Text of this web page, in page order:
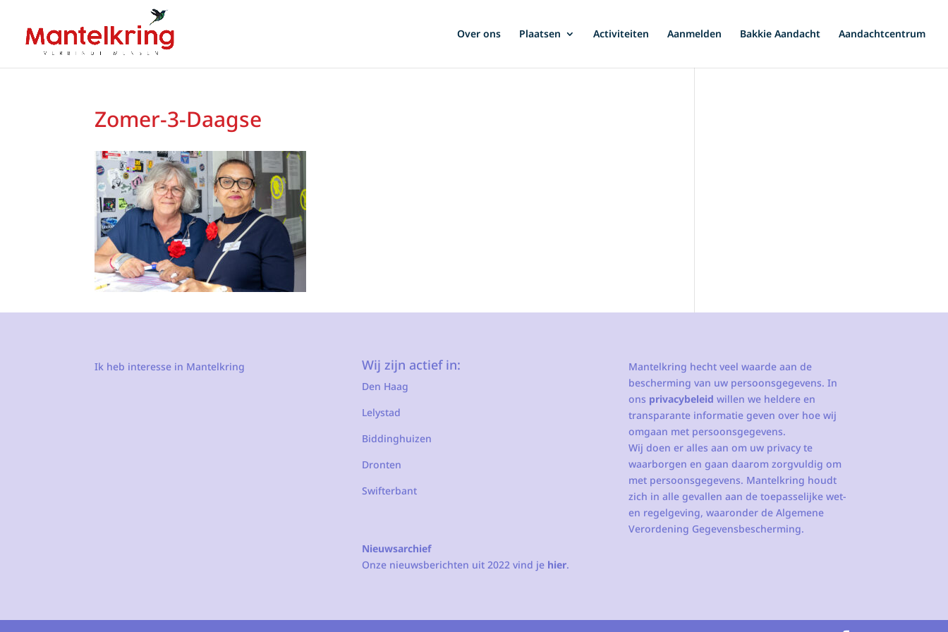
Over ons Plaatsen Activiteiten Aanmelden Bakkie Aandacht Aandachtcentrum
Zomer-3-Daagse
Ik heb interesse in Mantelkring Wij zijn actief in:
Den Haag
Lelystad
Biddinghuizen
Dronten
Swifterbant
Nieuwsarchief
Onze nieuwsberichten uit 2022 vind je hier.
Mantelkring hecht veel waarde aan de
bescherming van uw persoonsgegevens. In
ons privacybeleid willen we heldere en
transparante informatie geven over hoe wij
omgaan met persoonsgegevens.
Wij doen er alles aan om uw privacy te
waarborgen en gaan daarom zorgvuldig om
met persoonsgegevens. Mantelkring houdt
zich in alle gevallen aan de toepasselijke wet-
en regelgeving, waaronder de Algemene
Verordening Gegevensbescherming.